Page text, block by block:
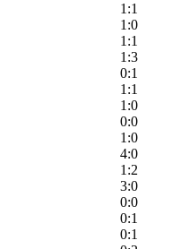
1:1
1:0
1:1
1:3
0:1
1:1
1:0
0:0
1:0
4:0
1:2
3:0
0:0
0:1
0:1